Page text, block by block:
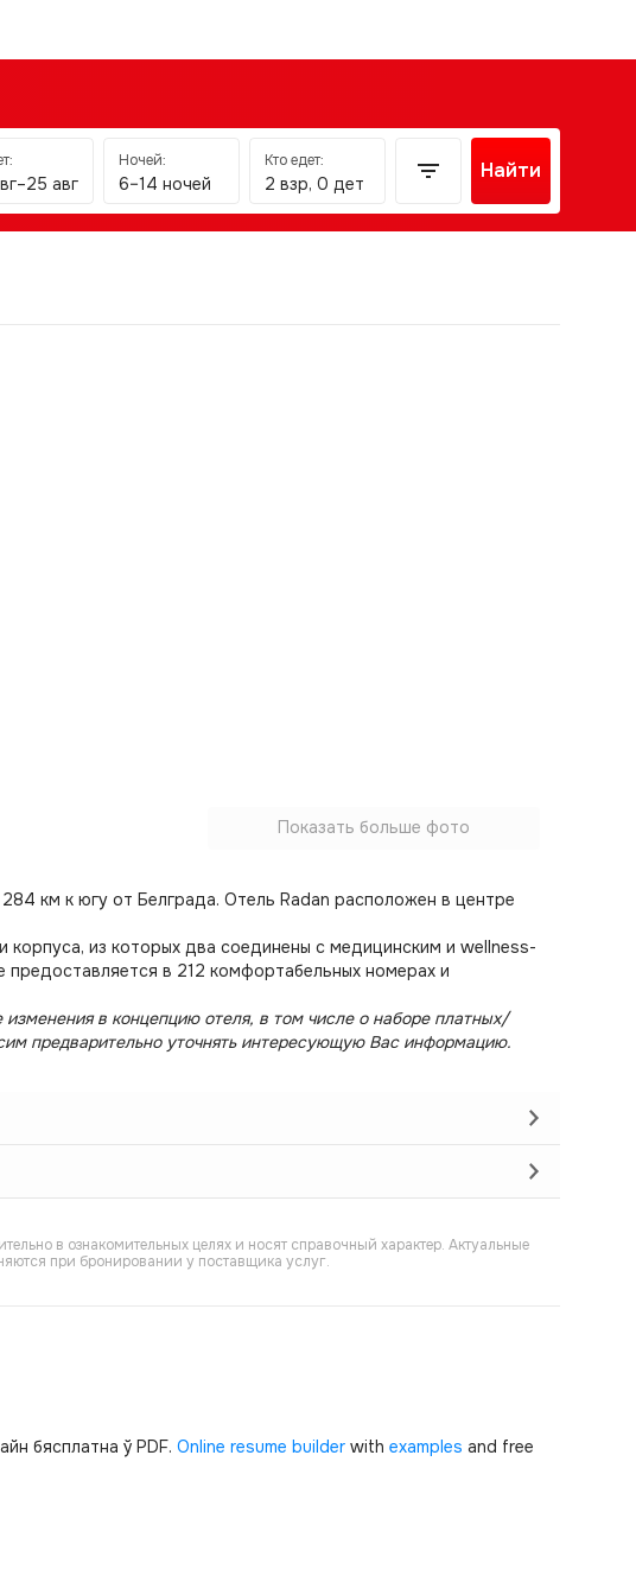
авг
Ночей:
6–14 ночей
Кто едет:
2 взр, 0 дет
Найти
Показать больше фото
км к югу от Белграда. Отель Radan расположен в центре
из которых два соединены с медицинским и wellness-
в 212 комфортабельных номерах и
в концепцию отеля, в том числе о наборе платных/
предварительно уточнять интересующую Вас информацию.
в ознакомительных целях и носят справочный характер. Актуальные
при бронировании у поставщика услуг.
бясплатна ў PDF. Online resume builder with examples and free